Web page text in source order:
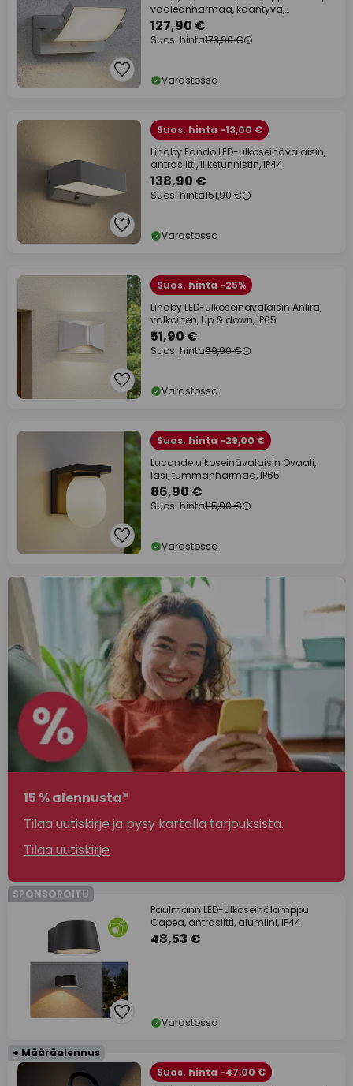
vaaleanharmaa, kääntyvä,
liiketunnistin
127,90 €
Suos. hinta173,90 €
Varastossa
Suos. hinta -13,00 €
Lindby Fando LED-ulkoseinävalaisin,
antrasiitti, liiketunnistin, IP44
138,90 €
Suos. hinta151,90 €
Varastossa
Suos. hinta -25%
Lindby LED-ulkoseinävalaisin Anlira,
valkoinen, Up & down, IP65
51,90 €
Suos. hinta69,90 €
Varastossa
Suos. hinta -29,00 €
Lucande ulkoseinävalaisin Ovaali,
lasi, tummanharmaa, IP65
86,90 €
Suos. hinta115,90 €
Varastossa
15 % alennusta*
Tilaa uutiskirje ja pysy kartalla tarjouksista.
Tilaa uutiskirje
SPONSOROITU
Paulmann LED-ulkoseinälamppu
Capea, antrasiitti, alumiini, IP44
48,53 €
Varastossa
+ Määräalennus
Suos. hinta -47,00 €